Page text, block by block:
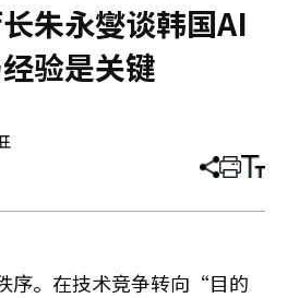
朱永燮谈韩国AI
验是关键
分
章
打 调
小
序。在技术竞争转向“目的